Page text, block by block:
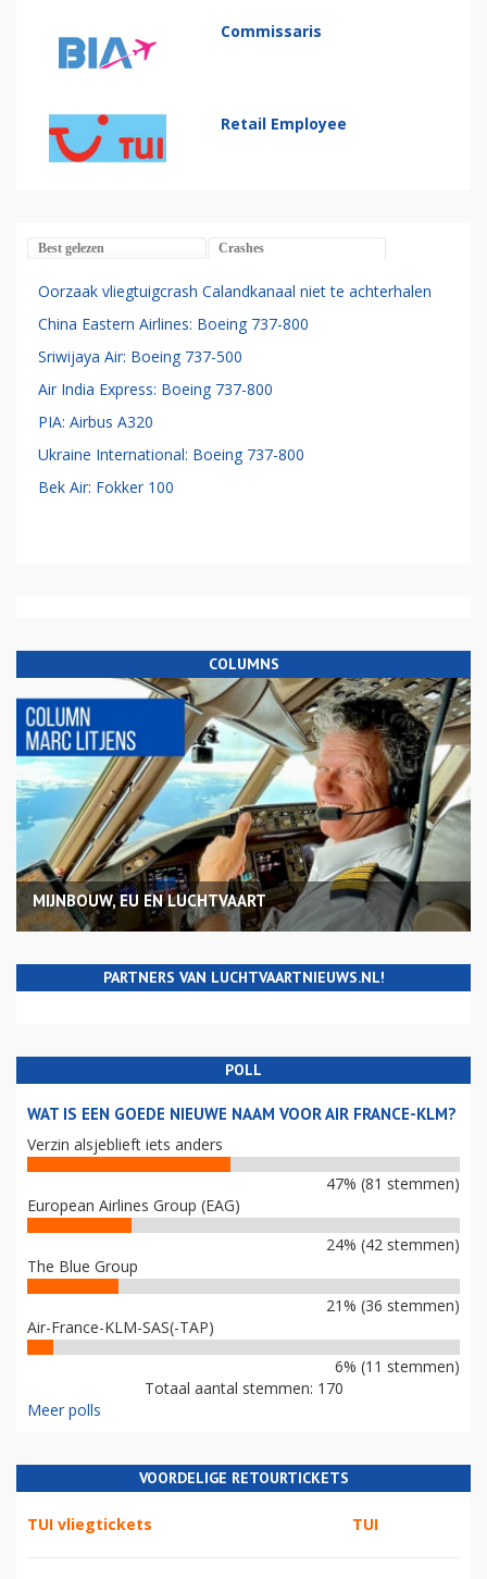
Commissaris
Retail Employee
Best gelezen Crashes
Oorzaak vliegtuigcrash Calandkanaal niet te achterhalen
China Eastern Airlines: Boeing 737-800
Sriwijaya Air: Boeing 737-500
Air India Express: Boeing 737-800
PIA: Airbus A320
Ukraine International: Boeing 737-800
Bek Air: Fokker 100
COLUMNS
MIJNBOUW, EU EN LUCHTVAART
PARTNERS VAN LUCHTVAARTNIEUWS.NL!
POLL
WAT IS EEN GOEDE NIEUWE NAAM VOOR AIR FRANCE-KLM?
Verzin alsjeblieft iets anders
47% (81 stemmen)
European Airlines Group (EAG)
24% (42 stemmen)
The Blue Group
21% (36 stemmen)
Air-France-KLM-SAS(-TAP)
6% (11 stemmen)
Totaal aantal stemmen: 170
Meer polls
VOORDELIGE RETOURTICKETS
TUI vliegtickets TUI